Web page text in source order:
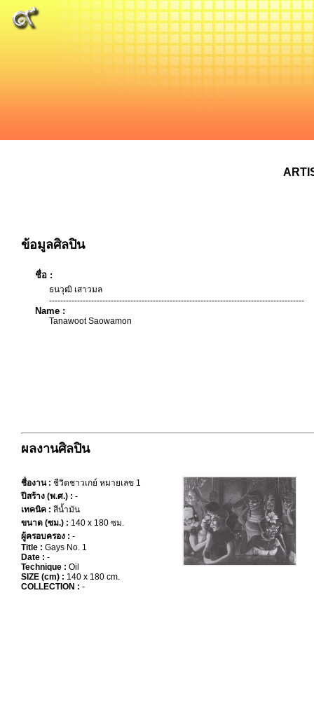
ข้อมูลศิลปิน
ชื่อ :
ธนวุฒิ เสาวมล
-------------------------------------------------------------------------------------------
Name :
Tanawoot Saowamon
ผลงานศิลปิน
ชื่องาน : ชีวิตชาวเกย์ หมายเลข 1
ปีสร้าง (พ.ศ.) : -
เทคนิค : สีน้ำมัน
ขนาด (ซม.) : 140 x 180 ซม.
ผู้ครอบครอง : -
Title : Gays No. 1
Date : -
Technique : Oil
SIZE (cm) : 140 x 180 cm.
COLLECTION : -